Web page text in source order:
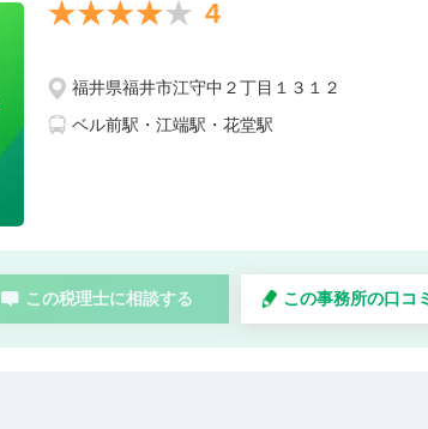
4
福井県福井市江守中２丁目１３１２
ベル前駅・江端駅・花堂駅
この税理士に相談する この事務所の口コ